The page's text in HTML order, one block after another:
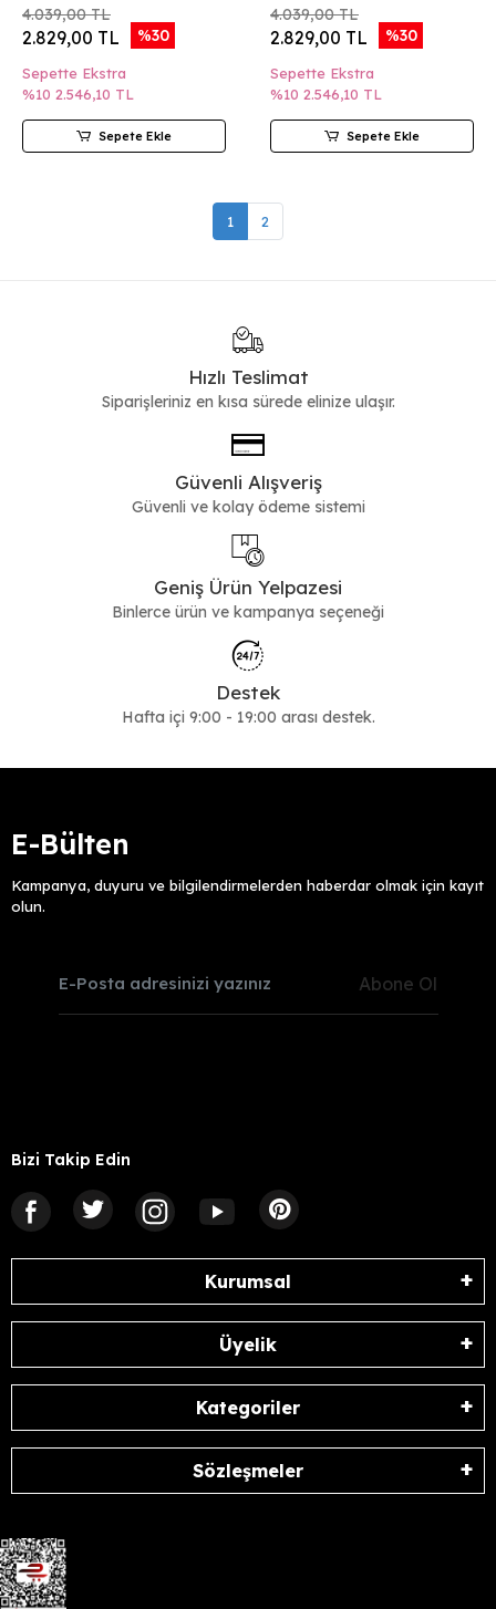
4.039,00 TL
2.829,00 TL %30
Sepette Ekstra
%10 2.546,10 TL
Sepete Ekle
4.039,00 TL
2.829,00 TL %30
Sepette Ekstra
%10 2.546,10 TL
Sepete Ekle
1 2
Hızlı Teslimat
Siparişleriniz en kısa sürede elinize ulaşır.
Güvenli Alışveriş
Güvenli ve kolay ödeme sistemi
Geniş Ürün Yelpazesi
Binlerce ürün ve kampanya seçeneği
Destek
Hafta içi 9:00 - 19:00 arası destek.
E-Bülten
Kampanya, duyuru ve bilgilendirmelerden haberdar olmak için kayıt
olun.
Abone Ol
Bizi Takip Edin
Kurumsal
Üyelik
Kategoriler
Sözleşmeler